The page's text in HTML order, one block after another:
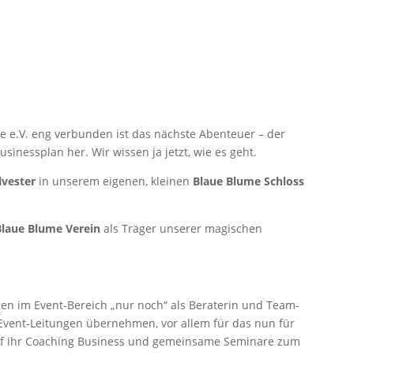
eng verbunden ist das nächste Abenteuer – der
her. Wir wissen ja jetzt, wie es geht.
in unserem eigenen, kleinen Blaue Blume Schloss
Blume Verein als Träger unserer magischen
im Event-Bereich „nur noch“ als Beraterin und Team-
Leitungen übernehmen, vor allem für das nun für
Coaching Business und gemeinsame Seminare zum